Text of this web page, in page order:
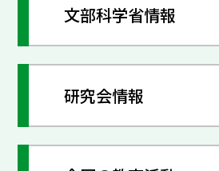
文部科学省情報
研究会情報